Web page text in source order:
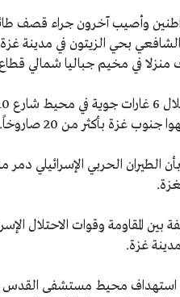
وأصيب آخرون جراء قصف
في مخيم جباليا شمالي
غزة بأكثر من 20 صاروخاً.
الطيران الحربي الإسرائيلي
المقاومة وقوات الاحتلال
غزة.
استهداف محيط مستشفى القدس